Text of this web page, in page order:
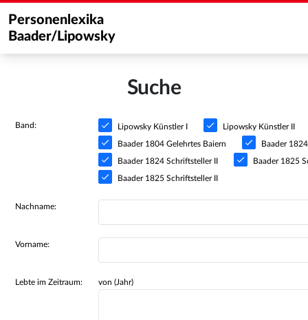
Personenlexika
Baader/Lipowsky
Suche
Band: Lipowsky Künstler I Lipowsky Künstler II
Baader 1804 Gelehrtes Baiern Baader
Baader 1824 Schriftsteller II Baader 1825
Baader 1825 Schriftsteller II
Nachname:
Vorname:
Lebte im Zeitraum: von (Jahr)